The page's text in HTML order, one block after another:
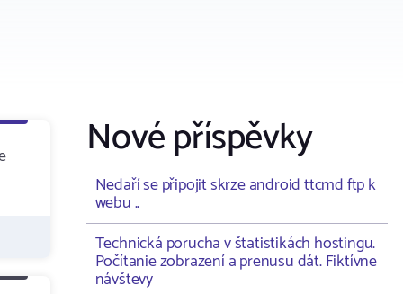
Nové příspěvky
Nedaří se připojit skrze android ttcmd ftp k
webu ..
Technická porucha v štatistikách hostingu.
Počítanie zobrazení a prenusu dát. Fiktívne
návštevy